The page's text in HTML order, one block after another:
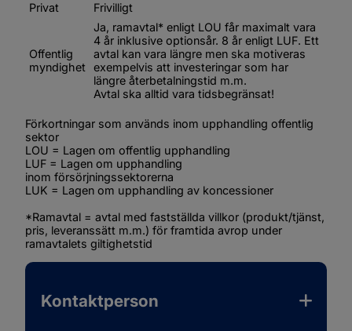
Privat
Frivilligt
Offentlig
myndighet
Ja, ramavtal* enligt LOU får maximalt vara
4 år inklusive optionsår. 8 år enligt LUF. Ett
avtal kan vara längre men ska motiveras
exempelvis att investeringar som har
längre återbetalningstid m.m.
Avtal ska alltid vara tidsbegränsat!
Förkortningar som används inom upphandling offentlig
sektor
LOU = Lagen om offentlig upphandling
LUF = Lagen om upphandling
inom försörjningssektorerna
LUK = Lagen om upphandling av koncessioner
*Ramavtal = avtal med fastställda villkor (produkt/tjänst,
pris, leveranssätt m.m.) för framtida avrop under
ramavtalets giltighetstid
Kontaktperson